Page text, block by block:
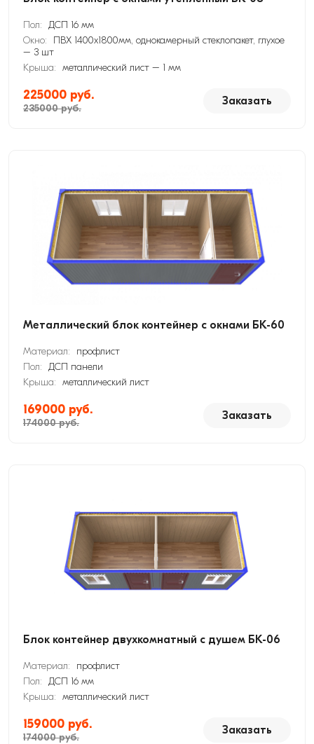
Пол: ДСП 16 мм
Окно:
ПВХ 1400х1800мм, однокамерный стеклопакет, глухое
– 3 шт
Крыша: металлический лист – 1 мм
225000 руб.
235000 руб.
Заказать
Металлический блок контейнер с окнами БК-60
Материал:
профлист
Пол: ДСП панели
Крыша: металлический лист
169000 руб.
174000 руб.
Заказать
Блок контейнер двухкомнатный с душем БК-06
Материал:
профлист
Пол: ДСП 16 мм
Крыша: металлический лист
159000 руб.
174000 руб.
Заказать